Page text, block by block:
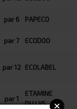
par 6 PAPECO
par 7
ECODOO
par 12 ECOLABEL
par 1
ETAMINE
DU LYS